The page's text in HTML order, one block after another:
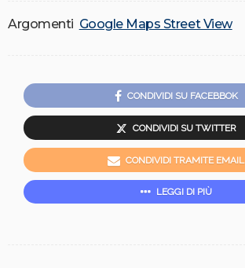
Argomenti Google Maps Street View
CONDIVIDI SU FACEBBOK
CONDIVIDI SU TWITTER
CONDIVIDI TRAMITE EMAIL
LEGGI DI PIÙ